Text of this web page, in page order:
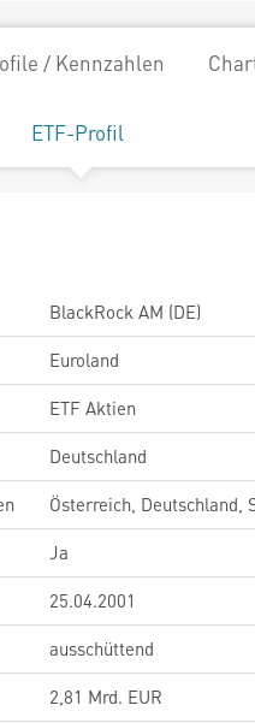
/ Kennzahlen
ETF-Profil
BlackRock AM (DE)
Euroland
ETF Aktien
Deutschland
Österreich, Deutschland,
Ja
25.04.2001
ausschüttend
2,81 Mrd. EUR